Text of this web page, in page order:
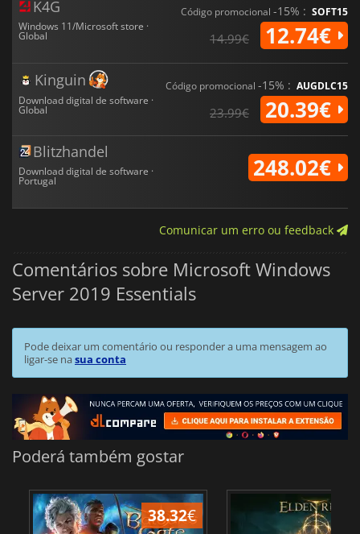
K4G
Windows 11/Microsoft store ·
Global
Código promocional -15% : SOFT15
14.99€ 12.74€
Kinguin
Download digital de software ·
Global
Código promocional -15% : AUGDLC15
23.99€ 20.39€
Blitzhandel
Download digital de software ·
Portugal 248.02€
Comunicar um erro ou feedback
Comentários sobre Microsoft Windows
Server 2019 Essentials
Pode deixar um comentário ou responder a uma mensagem ao
ligar-se nasua conta
Poderá também gostar
38.32€